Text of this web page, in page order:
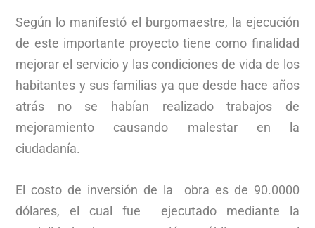
Según lo manifestó el burgomaestre, la ejecución
de este importante proyecto tiene como finalidad
mejorar el servicio y las condiciones de vida de los
habitantes y sus familias ya que desde hace años
atrás no se habían realizado trabajos de
mejoramiento causando malestar en la
ciudadanía.
El costo de inversión de la obra es de 90.0000
dólares, el cual fue ejecutado mediante la